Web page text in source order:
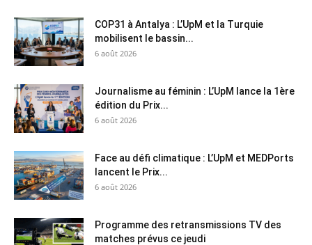
COP31 à Antalya : L’UpM et la Turquie
mobilisent le bassin...
6 août 2026
Journalisme au féminin : L’UpM lance la 1ère
édition du Prix...
6 août 2026
Face au défi climatique : L’UpM et MEDPorts
lancent le Prix...
6 août 2026
Programme des retransmissions TV des
matches prévus ce jeudi